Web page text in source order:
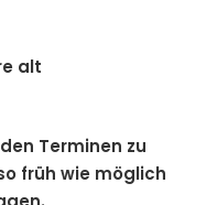
alt
Terminen zu
früh wie möglich